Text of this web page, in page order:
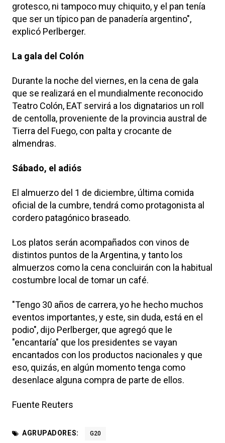
grotesco, ni tampoco muy chiquito, y el pan tenía
que ser un típico pan de panadería argentino",
explicó Perlberger.
La gala del Colón
Durante la noche del viernes, en la cena de gala
que se realizará en el mundialmente reconocido
Teatro Colón, EAT servirá a los dignatarios un roll
de centolla, proveniente de la provincia austral de
Tierra del Fuego, con palta y crocante de
almendras.
Sábado, el adiós
El almuerzo del 1 de diciembre, última comida
oficial de la cumbre, tendrá como protagonista al
cordero patagónico braseado.
Los platos serán acompañados con vinos de
distintos puntos de la Argentina, y tanto los
almuerzos como la cena concluirán con la habitual
costumbre local de tomar un café.
"Tengo 30 años de carrera, yo he hecho muchos
eventos importantes, y este, sin duda, está en el
podio", dijo Perlberger, que agregó que le
"encantaría" que los presidentes se vayan
encantados con los productos nacionales y que
eso, quizás, en algún momento tenga como
desenlace alguna compra de parte de ellos.
Fuente Reuters
AGRUPADORES: G20